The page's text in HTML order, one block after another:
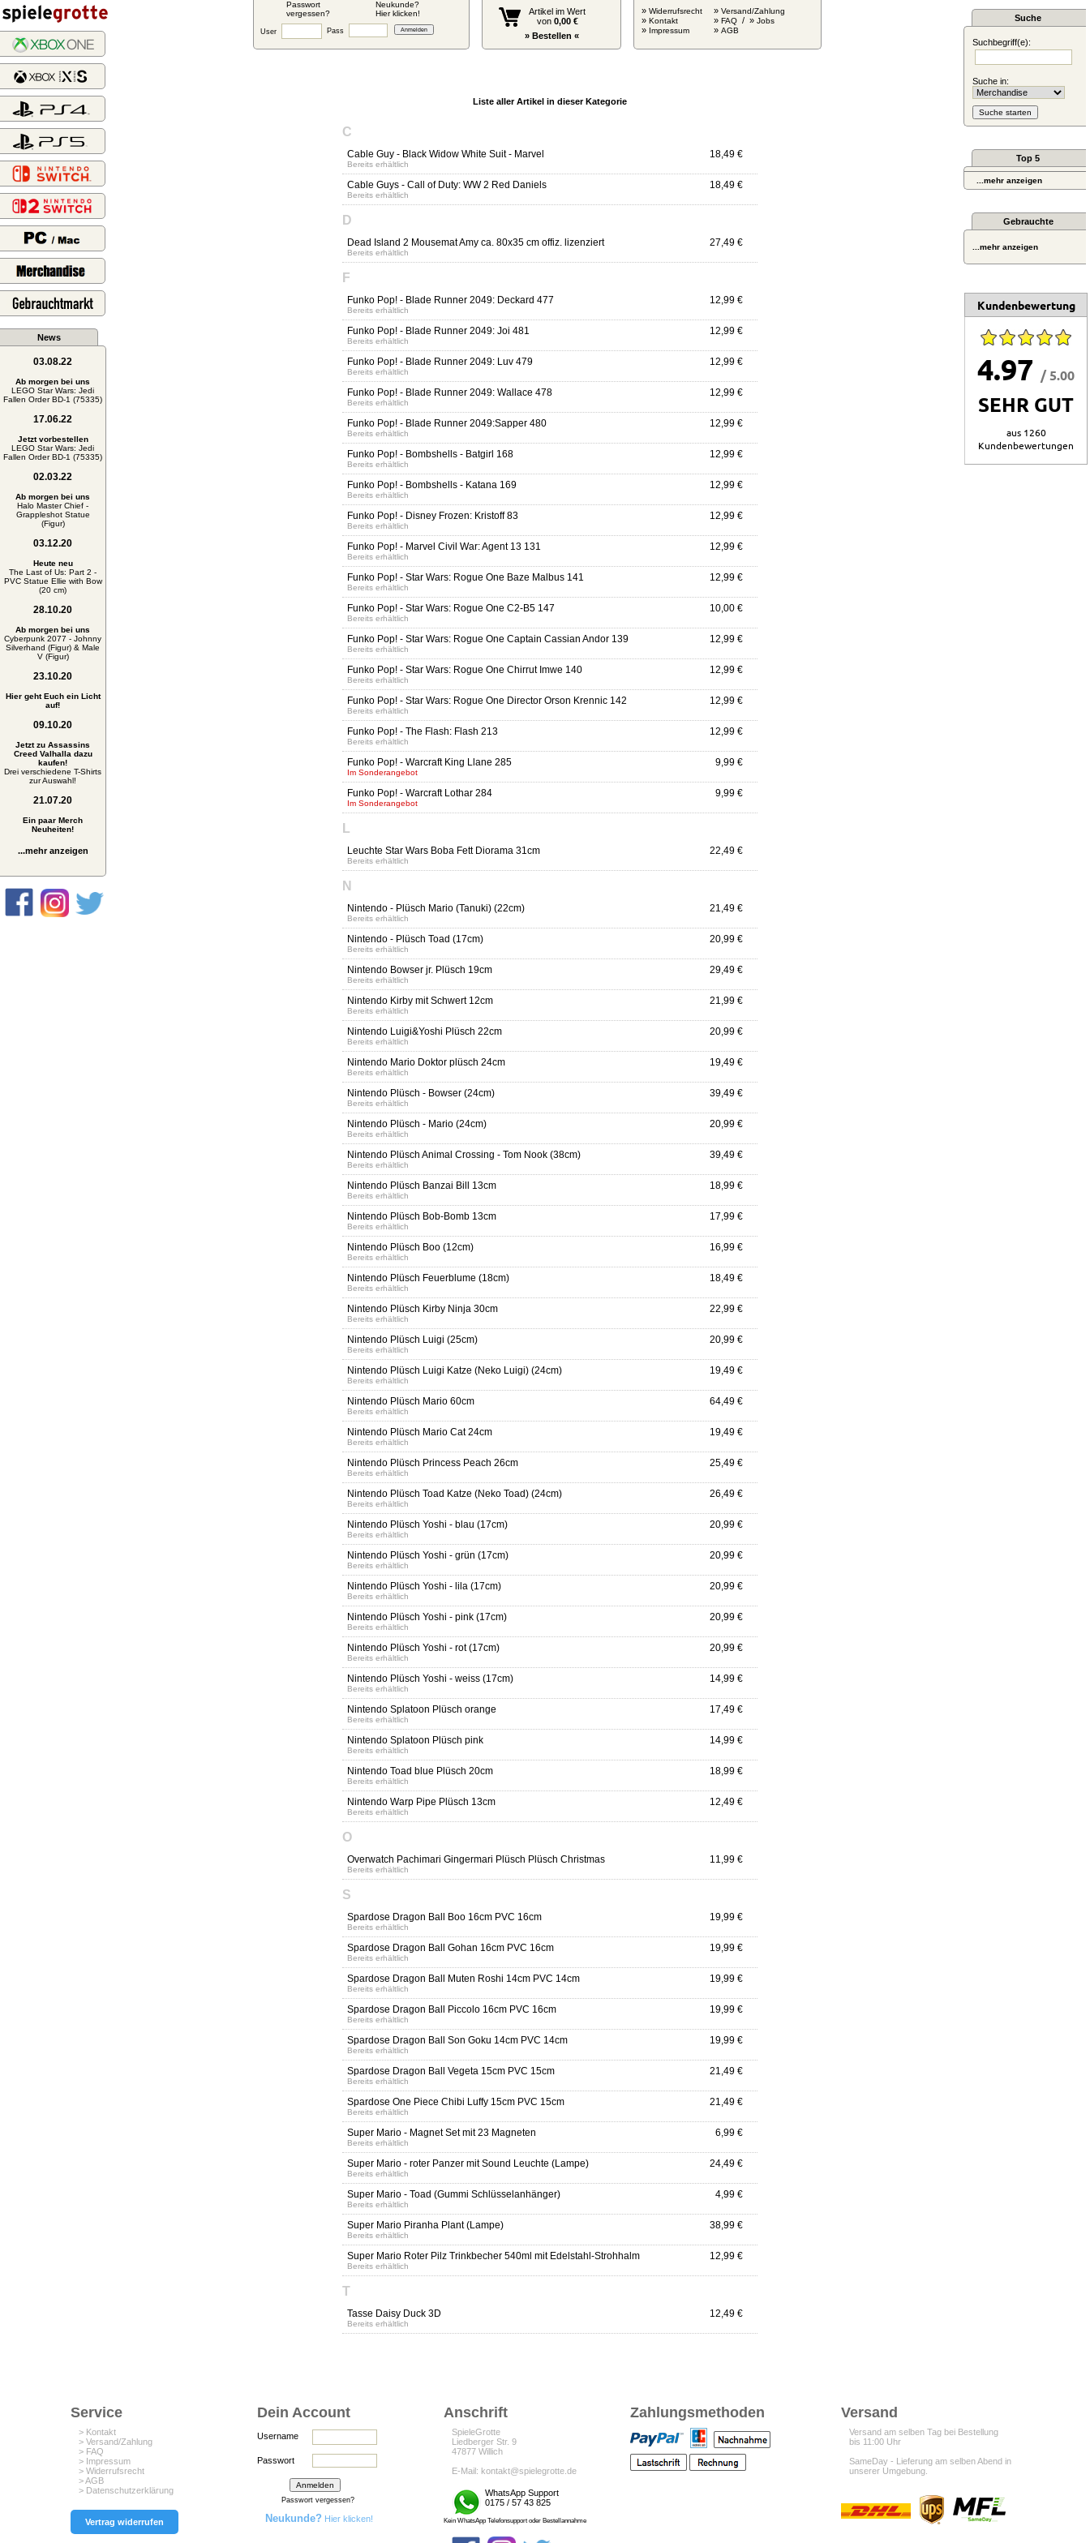
Passwort
vergessen?
Neukunde?
Hier klicken!
User Pass
Artikel im Wert
von 0,00 €
» Bestellen «
» Widerrufsrecht
» Kontakt
» Impressum
» Versand/Zahlung
» FAQ / » Jobs
» AGB
News
03.08.22
Ab morgen bei uns
LEGO Star Wars: Jedi
Fallen Order BD-1 (75335)
17.06.22
Jetzt vorbestellen
LEGO Star Wars: Jedi
Fallen Order BD-1 (75335)
02.03.22
Ab morgen bei uns
Halo Master Chief -
Grappleshot Statue
(Figur)
03.12.20
Heute neu
The Last of Us: Part 2 -
PVC Statue Ellie with Bow
(20 cm)
28.10.20
Ab morgen bei uns
Cyberpunk 2077 - Johnny
Silverhand (Figur) & Male
V (Figur)
23.10.20
Hier geht Euch ein Licht
auf!
09.10.20
Jetzt zu Assassins
Creed Valhalla dazu
kaufen!
Drei verschiedene T-Shirts
zur Auswahl!
21.07.20
Ein paar Merch
Neuheiten!
...mehr anzeigen
Liste aller Artikel in dieser Kategorie
C
Cable Guy - Black Widow White Suit - Marvel
Bereits erhältlich
18,49 €
Cable Guys - Call of Duty: WW 2 Red Daniels
Bereits erhältlich
18,49 €
D
Dead Island 2 Mousemat Amy ca. 80x35 cm offiz. lizenziert
Bereits erhältlich
27,49 €
F
Funko Pop! - Blade Runner 2049: Deckard 477
Bereits erhältlich
12,99 €
Funko Pop! - Blade Runner 2049: Joi 481
Bereits erhältlich
12,99 €
Funko Pop! - Blade Runner 2049: Luv 479
Bereits erhältlich
12,99 €
Funko Pop! - Blade Runner 2049: Wallace 478
Bereits erhältlich
12,99 €
Funko Pop! - Blade Runner 2049:Sapper 480
Bereits erhältlich
12,99 €
Funko Pop! - Bombshells - Batgirl 168
Bereits erhältlich
12,99 €
Funko Pop! - Bombshells - Katana 169
Bereits erhältlich
12,99 €
Funko Pop! - Disney Frozen: Kristoff 83
Bereits erhältlich
12,99 €
Funko Pop! - Marvel Civil War: Agent 13 131
Bereits erhältlich
12,99 €
Funko Pop! - Star Wars: Rogue One Baze Malbus 141
Bereits erhältlich
12,99 €
Funko Pop! - Star Wars: Rogue One C2-B5 147
Bereits erhältlich
10,00 €
Funko Pop! - Star Wars: Rogue One Captain Cassian Andor 139
Bereits erhältlich
12,99 €
Funko Pop! - Star Wars: Rogue One Chirrut Imwe 140
Bereits erhältlich
12,99 €
Funko Pop! - Star Wars: Rogue One Director Orson Krennic 142
Bereits erhältlich
12,99 €
Funko Pop! - The Flash: Flash 213
Bereits erhältlich
12,99 €
Funko Pop! - Warcraft King Llane 285
Im Sonderangebot
9,99 €
Funko Pop! - Warcraft Lothar 284
Im Sonderangebot
9,99 €
L
Leuchte Star Wars Boba Fett Diorama 31cm
Bereits erhältlich
22,49 €
N
Nintendo - Plüsch Mario (Tanuki) (22cm)
Bereits erhältlich
21,49 €
Nintendo - Plüsch Toad (17cm)
Bereits erhältlich
20,99 €
Nintendo Bowser jr. Plüsch 19cm
Bereits erhältlich
29,49 €
Nintendo Kirby mit Schwert 12cm
Bereits erhältlich
21,99 €
Nintendo Luigi&Yoshi Plüsch 22cm
Bereits erhältlich
20,99 €
Nintendo Mario Doktor plüsch 24cm
Bereits erhältlich
19,49 €
Nintendo Plüsch - Bowser (24cm)
Bereits erhältlich
39,49 €
Nintendo Plüsch - Mario (24cm)
Bereits erhältlich
20,99 €
Nintendo Plüsch Animal Crossing - Tom Nook (38cm)
Bereits erhältlich
39,49 €
Nintendo Plüsch Banzai Bill 13cm
Bereits erhältlich
18,99 €
Nintendo Plüsch Bob-Bomb 13cm
Bereits erhältlich
17,99 €
Nintendo Plüsch Boo (12cm)
Bereits erhältlich
16,99 €
Nintendo Plüsch Feuerblume (18cm)
Bereits erhältlich
18,49 €
Nintendo Plüsch Kirby Ninja 30cm
Bereits erhältlich
22,99 €
Nintendo Plüsch Luigi (25cm)
Bereits erhältlich
20,99 €
Nintendo Plüsch Luigi Katze (Neko Luigi) (24cm)
Bereits erhältlich
19,49 €
Nintendo Plüsch Mario 60cm
Bereits erhältlich
64,49 €
Nintendo Plüsch Mario Cat 24cm
Bereits erhältlich
19,49 €
Nintendo Plüsch Princess Peach 26cm
Bereits erhältlich
25,49 €
Nintendo Plüsch Toad Katze (Neko Toad) (24cm)
Bereits erhältlich
26,49 €
Nintendo Plüsch Yoshi - blau (17cm)
Bereits erhältlich
20,99 €
Nintendo Plüsch Yoshi - grün (17cm)
Bereits erhältlich
20,99 €
Nintendo Plüsch Yoshi - lila (17cm)
Bereits erhältlich
20,99 €
Nintendo Plüsch Yoshi - pink (17cm)
Bereits erhältlich
20,99 €
Nintendo Plüsch Yoshi - rot (17cm)
Bereits erhältlich
20,99 €
Nintendo Plüsch Yoshi - weiss (17cm)
Bereits erhältlich
14,99 €
Nintendo Splatoon Plüsch orange
Bereits erhältlich
17,49 €
Nintendo Splatoon Plüsch pink
Bereits erhältlich
14,99 €
Nintendo Toad blue Plüsch 20cm
Bereits erhältlich
18,99 €
Nintendo Warp Pipe Plüsch 13cm
Bereits erhältlich
12,49 €
O
Overwatch Pachimari Gingermari Plüsch Plüsch Christmas
Bereits erhältlich
11,99 €
S
Spardose Dragon Ball Boo 16cm PVC 16cm
Bereits erhältlich
19,99 €
Spardose Dragon Ball Gohan 16cm PVC 16cm
Bereits erhältlich
19,99 €
Spardose Dragon Ball Muten Roshi 14cm PVC 14cm
Bereits erhältlich
19,99 €
Spardose Dragon Ball Piccolo 16cm PVC 16cm
Bereits erhältlich
19,99 €
Spardose Dragon Ball Son Goku 14cm PVC 14cm
Bereits erhältlich
19,99 €
Spardose Dragon Ball Vegeta 15cm PVC 15cm
Bereits erhältlich
21,49 €
Spardose One Piece Chibi Luffy 15cm PVC 15cm
Bereits erhältlich
21,49 €
Super Mario - Magnet Set mit 23 Magneten
Bereits erhältlich
6,99 €
Super Mario - roter Panzer mit Sound Leuchte (Lampe)
Bereits erhältlich
24,49 €
Super Mario - Toad (Gummi Schlüsselanhänger)
Bereits erhältlich
4,99 €
Super Mario Piranha Plant (Lampe)
Bereits erhältlich
38,99 €
Super Mario Roter Pilz Trinkbecher 540ml mit Edelstahl-Strohhalm
Bereits erhältlich
12,99 €
T
Tasse Daisy Duck 3D
Bereits erhältlich
12,49 €
Suche
Suchbegriff(e):
Suche in:
Top 5
...mehr anzeigen
Gebrauchte
...mehr anzeigen
Kundenbewertung
4.97 / 5.00
SEHR GUT
aus 1260
Kundenbewertungen
Service
> Kontakt
> Versand/Zahlung
> FAQ
> Impressum
> Widerrufsrecht
> AGB
> Datenschutzerklärung
Vertrag widerrufen
Dein Account
Username
Passwort
Passwort vergessen?
Neukunde? Hier klicken!
Anschrift
SpieleGrotte
Liedberger Str. 9
47877 Willich
E-Mail: kontakt@spielegrotte.de
WhatsApp Support
0175 / 57 43 825
Kein WhatsApp Telefonsupport oder Bestellannahme
Zahlungsmethoden Versand
Versand am selben Tag bei Bestellung
bis 11:00 Uhr
SameDay - Lieferung am selben Abend in
unserer Umgebung.